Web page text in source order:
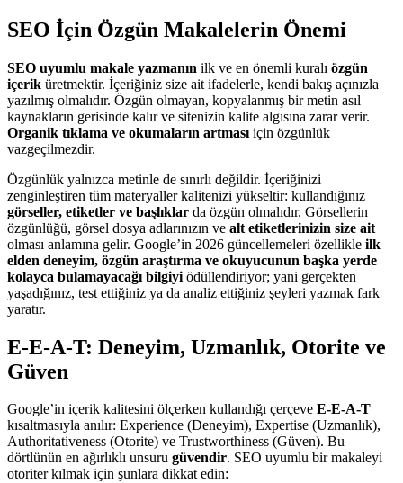
SEO İçin Özgün Makalelerin Önemi
SEO uyumlu makale yazmanın ilk ve en önemli kuralı özgün
içerik üretmektir. İçeriğiniz size ait ifadelerle, kendi bakış açınızla
yazılmış olmalıdır. Özgün olmayan, kopyalanmış bir metin asıl
kaynakların gerisinde kalır ve sitenizin kalite algısına zarar verir.
Organik tıklama ve okumaların artması için özgünlük
vazgeçilmezdir.
Özgünlük yalnızca metinle de sınırlı değildir. İçeriğinizi
zenginleştiren tüm materyaller kalitenizi yükseltir: kullandığınız
görseller, etiketler ve başlıklar da özgün olmalıdır. Görsellerin
özgünlüğü, görsel dosya adlarınızın ve alt etiketlerinizin size ait
olması anlamına gelir. Google’in 2026 güncellemeleri özellikle ilk
elden deneyim, özgün araştırma ve okuyucunun başka yerde
kolayca bulamayacağı bilgiyi ödüllendiriyor; yani gerçekten
yaşadığınız, test ettiğiniz ya da analiz ettiğiniz şeyleri yazmak fark
yaratır.
E-E-A-T: Deneyim, Uzmanlık, Otorite ve
Güven
Google’in içerik kalitesini ölçerken kullandığı çerçeve E-E-A-T
kısaltmasıyla anılır: Experience (Deneyim), Expertise (Uzmanlık),
Authoritativeness (Otorite) ve Trustworthiness (Güven). Bu
dörtlünün en ağırlıklı unsuru güvendir. SEO uyumlu bir makaleyi
otoriter kılmak için şunlara dikkat edin: